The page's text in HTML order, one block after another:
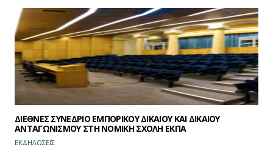
ΔΙΕΘΝΕΣ ΣΥΝΕΔΡΙΟ ΕΜΠΟΡΙΚΟΥ ΔΙΚΑΙΟΥ ΚΑΙ ΔΙΚΑΙΟΥ
ΑΝΤΑΓΩΝΙΣΜΟΥ ΣΤΗ ΝΟΜΙΚΗ ΣΧΟΛΗ ΕΚΠΑ
ΕΚΔΗΛΩΣΕΙΣ